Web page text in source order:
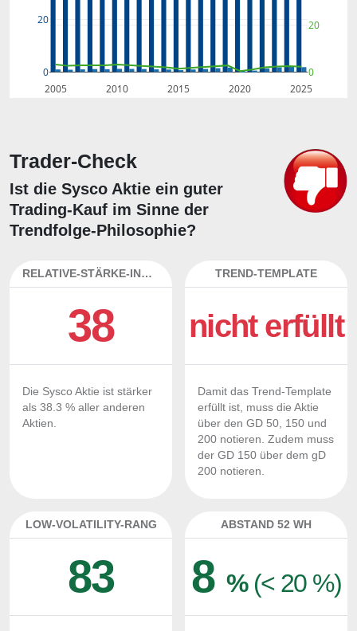
2005 2010 2015 2020 2025
0
20
0
20
Trader-Check
Ist die Sysco Aktie ein guter
Trading-Kauf im Sinne der
Trendfolge-Philosophie?
RELATIVE-STÄRKE-INDEX
38
Die Sysco Aktie ist stärker
als 38.3 % aller anderen
Aktien.
TREND-TEMPLATE
nicht erfüllt
Damit das Trend-Template
erfüllt ist, muss die Aktie
über den GD 50, 150 und
200 notieren. Zudem muss
der GD 150 über dem gD
200 notieren.
LOW-VOLATILITY-RANG
83
ABSTAND 52 WH
8 % (< 20 %)